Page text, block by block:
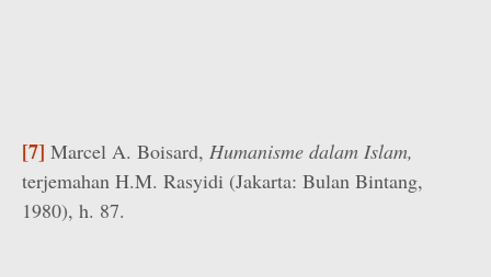
[7] Marcel A. Boisard, Humanisme dalam Islam,
terjemahan H.M. Rasyidi (Jakarta: Bulan Bintang,
1980), h. 87.